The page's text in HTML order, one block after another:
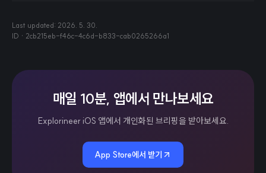
Last updated: 2026. 5. 30.
ID · 2cb215eb-f46c-4c6d-b833-cab0265266a1
매일 10분, 앱에서 만나보세요
Explorineer iOS 앱에서 개인화된 브리핑을 받아보세요.
App Store에서 받기